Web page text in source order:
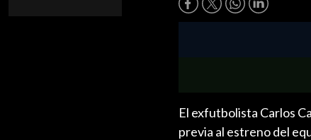
El exfutbolista Carlos
previa al estreno del